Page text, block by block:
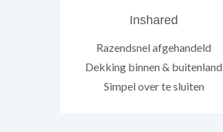
Inshared
Razendsnel afgehandeld
Dekking binnen & buitenland
Simpel over te sluiten